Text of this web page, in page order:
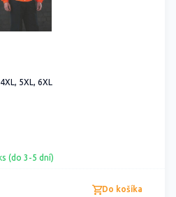
5XL, 6XL
(do 3-5 dní)
Do košíka